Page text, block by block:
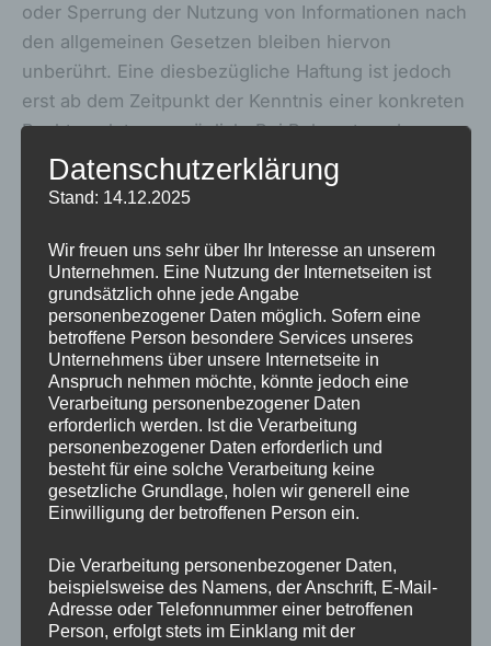
oder Sperrung der Nutzung von Informationen nach
den allgemeinen Gesetzen bleiben hiervon
unberührt. Eine diesbezügliche Haftung ist jedoch
erst ab dem Zeitpunkt der Kenntnis einer konkreten
Rechtsverletzung möglich. Bei Bekanntwerden von
entsprechenden Rechtsverletzungen werden wir
diese Inhalte umgehend entfernen.
Haftung für Links
Unser Angebot enthält Links zu externen
Webseiten Dritter, auf deren Inhalte wir keinen
Einfluss haben. Deshalb können wir für diese
fremden Inhalte auch keine Gewähr übernehmen.
Für die Inhalte der verlinkten Seiten ist stets der
jeweilige Anbieter oder Betreiber der Seiten
verantwortlich. Die verlinkten Seiten wurden zum
Zeitpunkt der Verlinkung auf mögliche
waren zum Zeitpunkt der Verlinkung nicht
erkennbar. Eine permanente inhaltliche Kontrolle
der verlinkten Seiten ist jedoch ohne konkrete
Datenschutzerklärung
Stand: 14.12.2025
Wir freuen uns sehr über Ihr Interesse an unserem
Unternehmen. Eine Nutzung der Internetseiten ist
grundsätzlich ohne jede Angabe
personenbezogener Daten möglich. Sofern eine
betroffene Person besondere Services unseres
Unternehmens über unsere Internetseite in
Anspruch nehmen möchte, könnte jedoch eine
Verarbeitung personenbezogener Daten
erforderlich werden. Ist die Verarbeitung
personenbezogener Daten erforderlich und
besteht für eine solche Verarbeitung keine
gesetzliche Grundlage, holen wir generell eine
Einwilligung der betroffenen Person ein.
Die Verarbeitung personenbezogener Daten,
beispielsweise des Namens, der Anschrift, E-Mail-
Adresse oder Telefonnummer einer betroffenen
Person, erfolgt stets im Einklang mit der